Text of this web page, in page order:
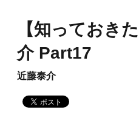
【知っておき
介 Part17
近藤泰介